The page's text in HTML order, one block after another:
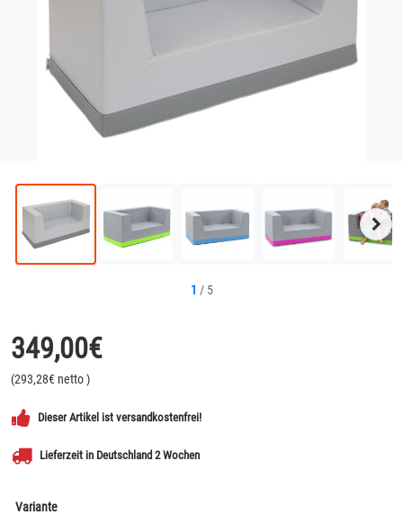
1 / 5
349,00€
(293,28€ netto)
Dieser Artikel ist versandkostenfrei!
Lieferzeit in Deutschland 2 Wochen
Variante